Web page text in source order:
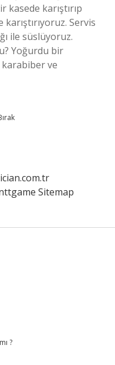
kasede karıştırıp
Servis
ile süslüyoruz.
Yoğurdu bir
karabiber ve
Sitemap
?